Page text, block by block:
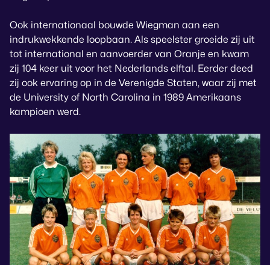
Ook internationaal bouwde Wiegman aan een
indrukwekkende loopbaan. Als speelster groeide zij uit
tot international en aanvoerder van Oranje en kwam
zij 104 keer uit voor het Nederlands elftal. Eerder deed
zij ook ervaring op in de Verenigde Staten, waar zij met
de University of North Carolina in 1989 Amerikaans
kampioen werd.